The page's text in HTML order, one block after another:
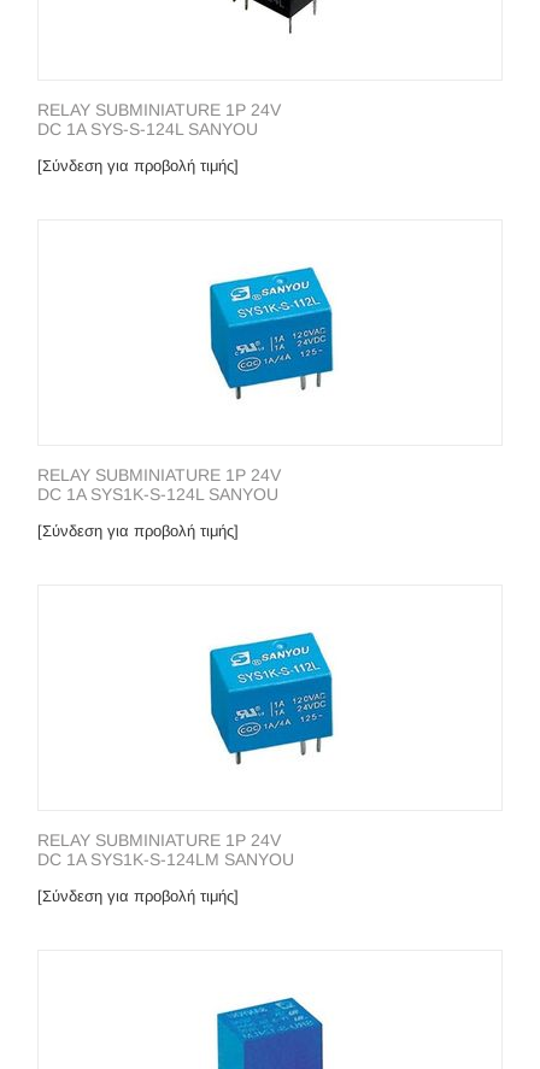
RELAY SUBMINIATURE 1P 24V
DC 1A SYS-S-124L SANYOU
[Σύνδεση για προβολή τιμής]
RELAY SUBMINIATURE 1P 24V
DC 1A SYS1K-S-124L SANYOU
[Σύνδεση για προβολή τιμής]
RELAY SUBMINIATURE 1P 24V
DC 1A SYS1K-S-124LM SANYOU
[Σύνδεση για προβολή τιμής]